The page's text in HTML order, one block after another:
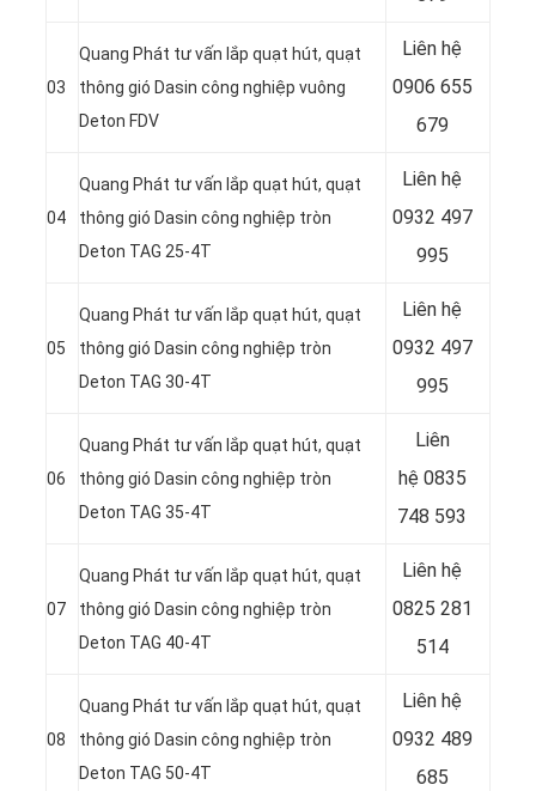
03
Quang Phát tư vấn lắp quạt hút, quạt
thông gió Dasin công nghiệp vuông
Deton FDV
Liên hệ
0906 655
679
04
Quang Phát tư vấn lắp quạt hút, quạt
thông gió Dasin công nghiệp tròn
Deton TAG 25-4T
Liên hệ
0932 497
995
05
Quang Phát tư vấn lắp quạt hút, quạt
thông gió Dasin công nghiệp tròn
Deton TAG 30-4T
Liên hệ
0932 497
995
06
Quang Phát tư vấn lắp quạt hút, quạt
thông gió Dasin công nghiệp tròn
Deton TAG 35-4T
Liên
hệ 0835
748 593
07
Quang Phát tư vấn lắp quạt hút, quạt
thông gió Dasin công nghiệp tròn
Deton TAG 40-4T
Liên hệ
0825 281
514
08
Quang Phát tư vấn lắp quạt hút, quạt
thông gió Dasin công nghiệp tròn
Deton TAG 50-4T
Liên hệ
0932 489
685